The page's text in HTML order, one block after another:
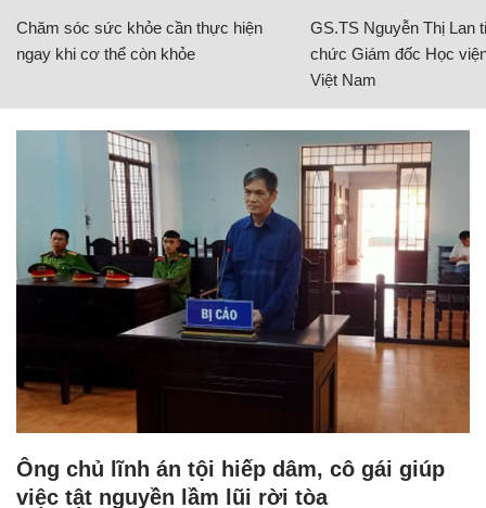
Chăm sóc sức khỏe cần thực hiện
ngay khi cơ thể còn khỏe
GS.TS Nguyễn Thị Lan
chức Giám đốc Học
Việt Nam
Ông chủ lĩnh án tội hiếp dâm, cô gái giúp
việc tật nguyền lầm lũi rời tòa